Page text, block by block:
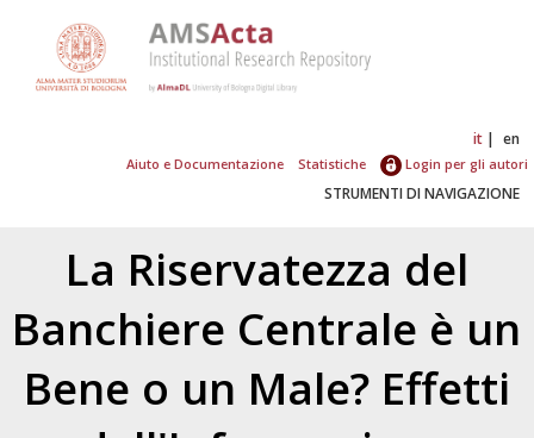
it en
Aiuto e Documentazione Statistiche Login per gli autori
STRUMENTI DI NAVIGAZIONE
La Riservatezza del
Banchiere Centrale è un
Bene o un Male? Effetti